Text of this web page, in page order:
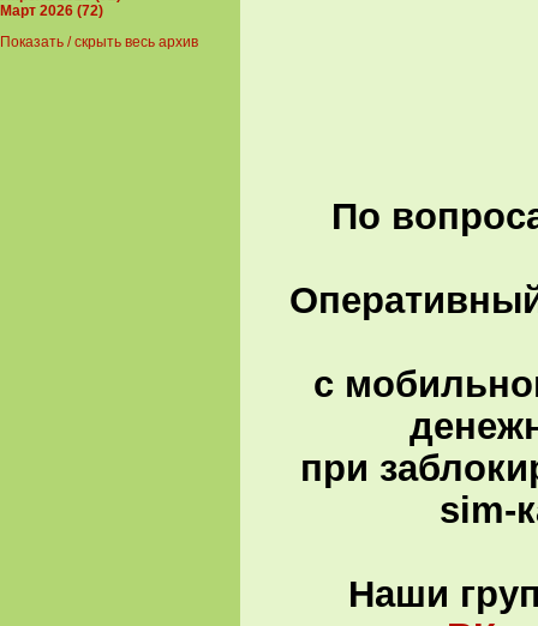
По
с
при
sim-
Наши
Март 2026 (72)
Показать / скрыть весь архив